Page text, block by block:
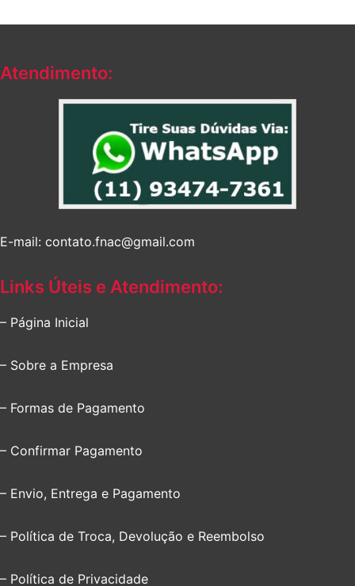
Atendimento:
E-mail: contato.fnac@gmail.com
Links Úteis e Atendimento:
– Página Inicial
– Sobre a Empresa
– Formas de Pagamento
– Confirmar Pagamento
– Envio, Entrega e Pagamento
– Política de Troca, Devolução e Reembolso
– Política de Privacidade